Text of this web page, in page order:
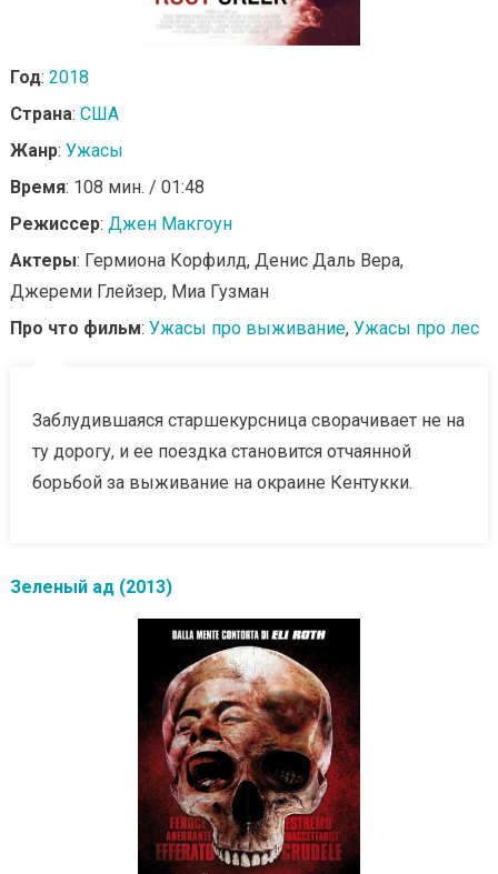
Год: 2018
Страна: США
Жанр: Ужасы
Время: 108 мин. / 01:48
Режиссер: Джен Макгоун
Актеры: Гермиона Корфилд, Денис Даль Вера,
Джереми Глейзер, Миа Гузман
Про что фильм: Ужасы про выживание, Ужасы про лес
Заблудившаяся старшекурсница сворачивает не на
ту дорогу, и ее поездка становится отчаянной
борьбой за выживание на окраине Кентукки.
Зеленый ад (2013)